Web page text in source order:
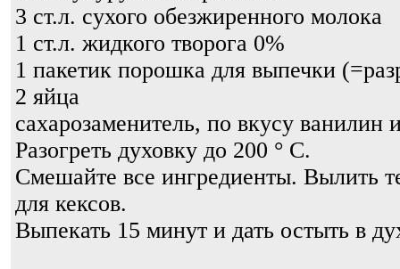
3 ст.л. сухого обезжиренного молока
1 ст.л. жидкого творога 0%
1 пакетик порошка для выпечки
2 яйца
сахарозаменитель, по вкусу ванилин
Разогреть духовку до 200 ° C.
Смешайте все ингредиенты. Вылить
для кексов.
Выпекать 15 минут и дать остыть в